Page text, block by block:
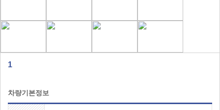
1
차량기본정보